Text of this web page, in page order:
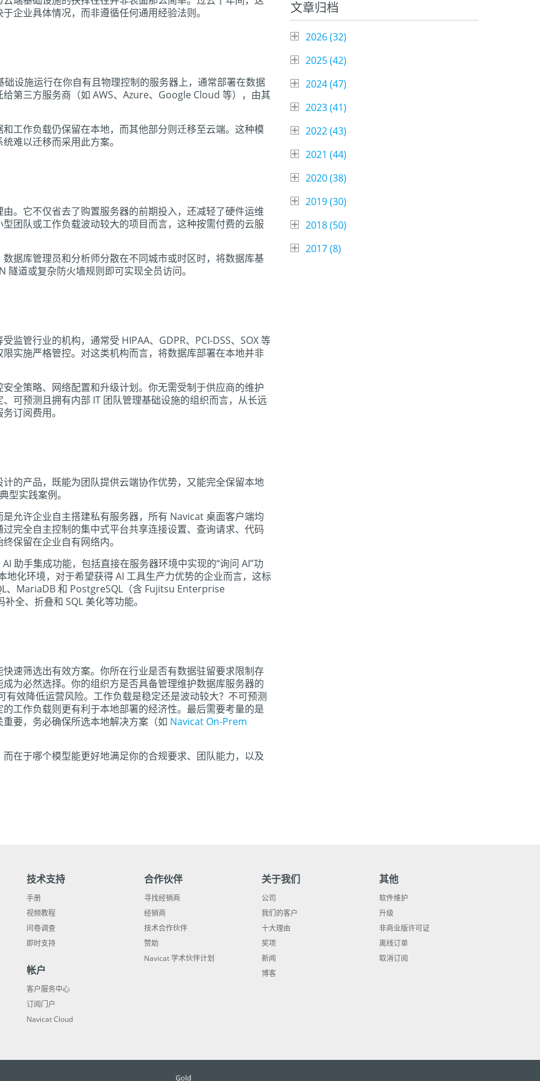
企业具体情况，而非遵循任何通用经验法则。
设施运行在你自有且物理控制的服务器上，通常部署在数据
第三方服务商（如 AWS、Azure、Google Cloud 等），由其
工作负载仍保留在本地，而其他部分则迁移至云端。这种模
难以迁移而采用此方案。
。它不仅省去了购置服务器的前期投入，还减轻了硬件运维
团队或工作负载波动较大的项目而言，这种按需付费的云服
据库管理员和分析师分散在不同城市或时区时，将数据库基
道或复杂防火墙规则即可实现全员访问。
监管行业的机构，通常受 HIPAA、GDPR、PCI-DSS、SOX 等
实施严格管控。对这类机构而言，将数据库部署在本地并非
全策略、网络配置和升级计划。你无需受制于供应商的维护
可预测且拥有内部 IT 团队管理基础设施的组织而言，从长远
订阅费用。
的产品，既能为团队提供云端协作优势，又能完全保留本地
型实践案例。
允许企业自主搭建私有服务器，所有 Navicat 桌面客户端均
完全自主控制的集中式平台共享连接设置、查询请求、代码
保留在企业自有网络内。
助手集成功能，包括直接在服务器环境中实现的“询问 AI”功
化环境，对于希望获得 AI 工具生产力优势的企业而言，这标
、MariaDB 和 PostgreSQL（含 Fujitsu Enterprise
全、折叠和 SQL 美化等功能。
速筛选出有效方案。你所在行业是否有数据驻留要求限制存
为必然选择。你的组织方是否具备管理维护数据库服务器的
效降低运营风险。工作负载是稳定还是波动较大？不可预测
工作负载则更有利于本地部署的经济性。最后需要考量的是
要，务必确保所选本地解决方案（如 Navicat On-Prem
在于哪个模型能更好地满足你的合规要求、团队能力，以及
文章归档
2026 (32)
2025 (42)
2024 (47)
2023 (41)
2022 (43)
2021 (44)
2020 (38)
2019 (30)
2018 (50)
2017 (8)
技术支持
手册
视频教程
问卷调查
即时支持
帐户
客户服务中心
订阅门户
Navicat Cloud
合作伙伴
寻找经销商
经销商
技术合作伙伴
赞助
Navicat 学术伙伴计划
关于我们
公司
我们的客户
十大理由
奖项
新闻
博客
其他
软件维护
升级
非商业版许可证
离线订单
取消订阅